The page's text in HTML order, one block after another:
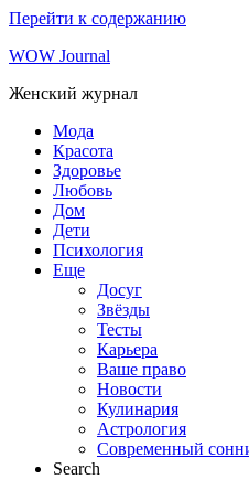
Перейти к содержанию
WOW Journal
Женский журнал
Мода
Красота
Здоровье
Любовь
Дом
Дети
Психология
Еще
Досуг
Звёзды
Тесты
Карьера
Ваше право
Новости
Кулинария
Астрология
Современный
Search